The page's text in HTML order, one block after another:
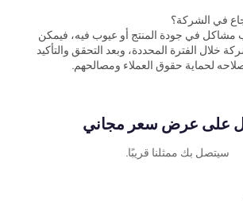
في الشركة؟
مشاكل في جودة المنتج أو عيوب فيه، فيمكن
خلال الفترة المحددة، وبعد التحقق والتأكيد
لحماية حقوق العملاء ومصالحهم.
على عرض سعر مجاني
سيتصل بك ممثلنا قريبًا.